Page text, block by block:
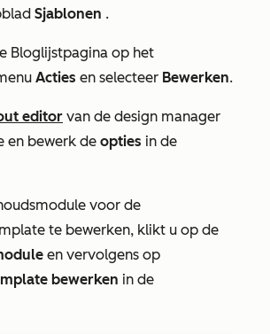
Sjablonen .
Bloglijstpagina op het
Acties en selecteer Bewerken.
editor van de design manager
en bewerk de opties in de
voor de
te bewerken, klikt u op de
en vervolgens op
bewerken in de